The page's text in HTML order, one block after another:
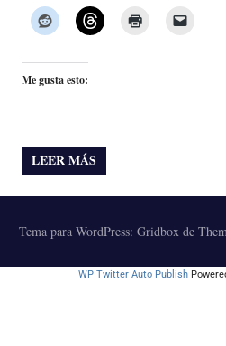
Me gusta esto:
LEER MÁS
Tema para WordPress: Gridbox de
WP Twitter Auto Publish